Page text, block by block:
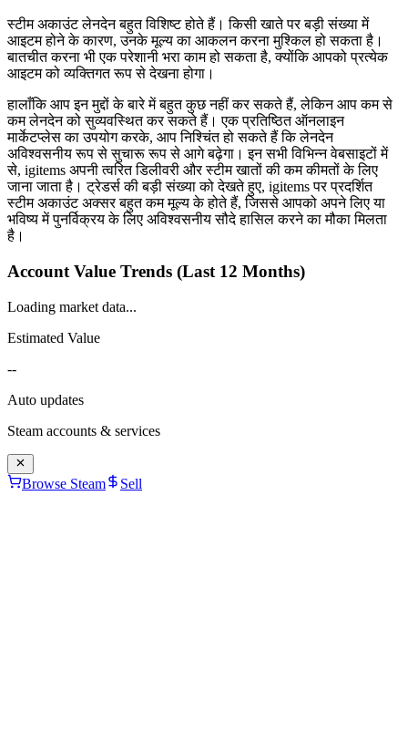
स्टीम अकाउंट लेनदेन बहुत विशिष्ट होते हैं। किसी खाते पर बड़ी संख्या में
आइटम होने के कारण, उनके मूल्य का आकलन करना मुश्किल हो सकता है।
बातचीत करना भी एक परेशानी भरा काम हो सकता है, क्योंकि आपको प्रत्येक
आइटम को व्यक्तिगत रूप से देखना होगा।
हालाँकि आप इन मुद्दों के बारे में बहुत कुछ नहीं कर सकते हैं, लेकिन आप कम से
कम लेनदेन को सुव्यवस्थित कर सकते हैं। एक प्रतिष्ठित ऑनलाइन
मार्केटप्लेस का उपयोग करके, आप निश्चिंत हो सकते हैं कि लेनदेन
अविश्वसनीय रूप से सुचारू रूप से आगे बढ़ेगा। इन सभी विभिन्न वेबसाइटों में
से, igitems अपनी त्वरित डिलीवरी और स्टीम खातों की कम कीमतों के लिए
जाना जाता है। ट्रेडर्स की बड़ी संख्या को देखते हुए, igitems पर प्रदर्शित
स्टीम अकाउंट अक्सर बहुत कम मूल्य के होते हैं, जिससे आपको अपने लिए या
भविष्य में पुनर्विक्रय के लिए अविश्वसनीय सौदे हासिल करने का मौका मिलता
है।
Account Value Trends (Last 12 Months)
Loading market data...
Estimated Value
--
Auto updates
Steam accounts & services
Browse Steam Sell